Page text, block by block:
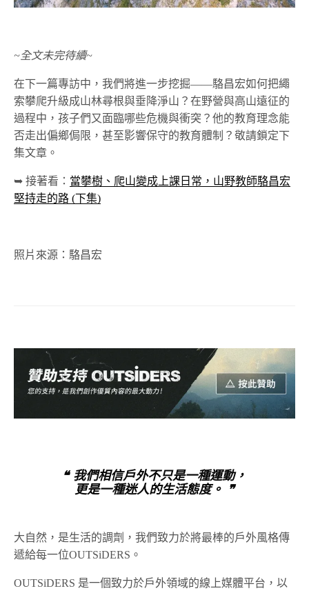
~全文未完待續~
在下一篇專訪中，我們將進一步挖掘——駱昌宏如何把繩
索攀爬升級成山林尋根與垂降淨山 ？在野營與高山遠征的
過程中，孩子們又面臨哪些危機與衝突？他的教育理念能
否走出偏鄉侷限，甚至影響保守的教育體制？敬請鎖定下
集文章。
➥ 接著看： 當攀樹、爬山變成上課日常，山野教師駱昌宏
堅持走的路 (下集)
照片來源：駱昌宏
❝ 我們相信戶外不只是一種運動，
更是一種迷人的生活態度。 ❞
大自然，是生活的調劑，我們致力於將最棒的戶外風格傳
遞給每一位OUTSiDERS。
OUTSiDERS 是一個致力於戶外領域的線上媒體平台，以